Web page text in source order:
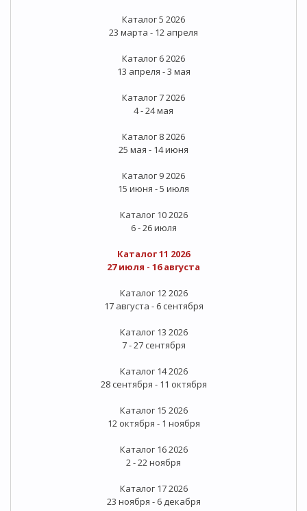
Каталог 5 2026
23 марта - 12 апреля
Каталог 6 2026
13 апреля - 3 мая
Каталог 7 2026
4 - 24 мая
Каталог 8 2026
25 мая - 14 июня
Каталог 9 2026
15 июня - 5 июля
Каталог 10 2026
6 - 26 июля
Каталог 11 2026
27 июля - 16 августа
Каталог 12 2026
17 августа - 6 сентября
Каталог 13 2026
7 - 27 сентября
Каталог 14 2026
28 сентября - 11 октября
Каталог 15 2026
12 октября - 1 ноября
Каталог 16 2026
2 - 22 ноября
Каталог 17 2026
23 ноября - 6 декабря